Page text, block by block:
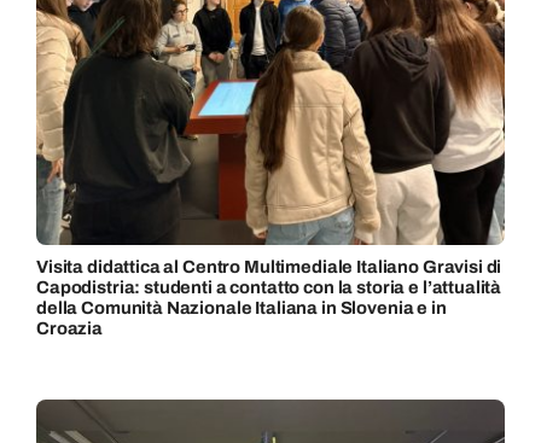
Visita didattica al Centro Multimediale Italiano Gravisi di
Capodistria: studenti a contatto con la storia e l’attualità
della Comunità Nazionale Italiana in Slovenia e in
Croazia